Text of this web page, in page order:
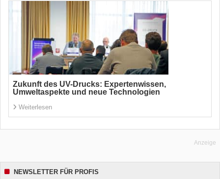
Zukunft des UV-Drucks: Expertenwissen,
Umweltaspekte und neue Technologien
Weiterlesen
Anzeige
NEWSLETTER FÜR PROFIS